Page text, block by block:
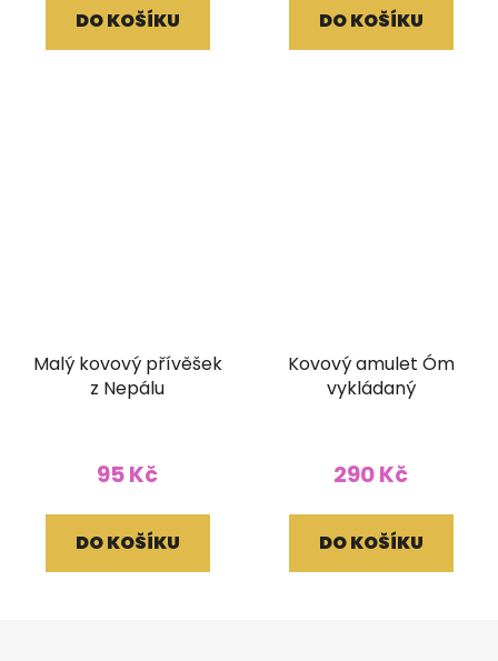
DO KOŠÍKU DO KOŠÍKU
Malý kovový přívěšek
z Nepálu
95 Kč
DO KOŠÍKU
Kovový amulet Óm
vykládaný
290 Kč
DO KOŠÍKU